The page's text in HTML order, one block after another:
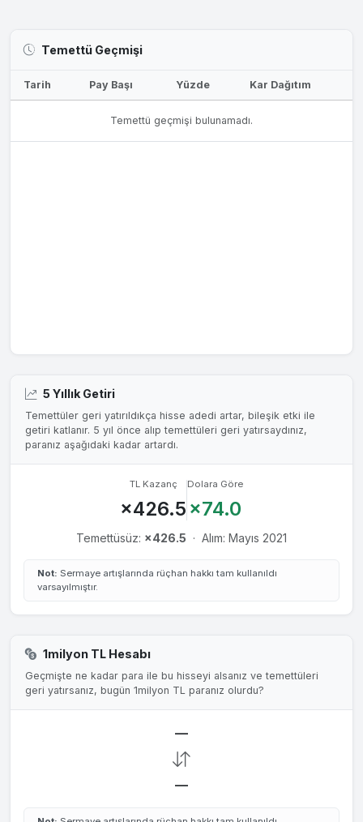
Temettü Geçmişi
Tarih Pay Başı Yüzde Kar Dağıtım
Temettü geçmişi bulunamadı.
5 Yıllık Getiri
Temettüler geri yatırıldıkça hisse adedi artar, bileşik etki ile
getiri katlanır. 5 yıl önce alıp temettüleri geri yatırsaydınız,
paranız aşağıdaki kadar artardı.
TL Kazanç
×426.5
Dolara Göre
×74.0
Temettüsüz: ×426.5 · Alım: Mayıs 2021
Not: Sermaye artışlarında rüçhan hakkı tam kullanıldı
varsayılmıştır.
1milyon TL Hesabı
Geçmişte ne kadar para ile bu hisseyi alsanız ve temettüleri
geri yatırsanız, bugün 1milyon TL paranız olurdu?
—
—